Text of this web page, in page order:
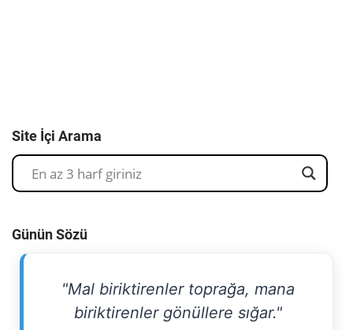
Site İçi Arama
Günün Sözü
"Mal biriktirenler toprağa, mana
biriktirenler gönüllere sığar."